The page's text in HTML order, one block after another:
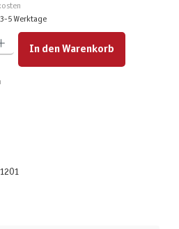
5 Werktage
ein oder benutze die Schaltflächen um die Anzahl zu
In den Warenkorb